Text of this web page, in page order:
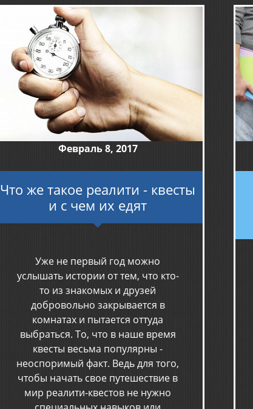
Февраль 8, 2017
Что же такое реалити - квесты
и с чем их едят
Уже не первый год можно
услышать истории от тем, что кто-
то из знакомых и друзей
добровольно закрывается в
комнатах и пытается оттуда
выбраться. То, что в наше время
квесты весьма популярны -
неоспоримый факт. Ведь для того,
чтобы начать свое путешествие в
мир реалити-квестов не нужно